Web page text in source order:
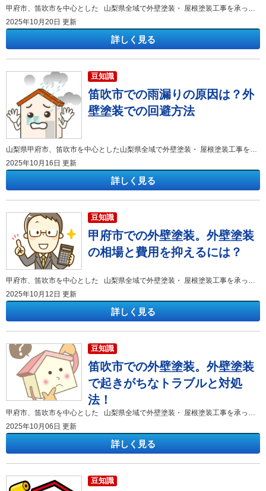
甲府市、笛吹市を中心とした 山梨県全域で外壁塗装・ 屋根塗装工事を承っております 有限会社アマノ塗装店 こんにちは。 山梨・甲府市の塗り替え専門店、アマノ塗装店です！！ いつもブログをお読みいただき、ありがとうございます。 「初めての外壁塗装で何から手をつければいいの？」と、不安や疑問を抱えていらっしゃる方も多いのではないでしょうか。特に、大きな出費となる外壁塗装は、失敗せずに成功させたいですよね。この記事では、甲府市で初めて外壁塗装を検討している方に向けて、「何から始めればいいか？」という最初のステップから、「どんなことに気を付けたらいいか？」という注意点まで、分かりやすく徹底的に解説します。この記事を読むと、外壁塗装の検討を始めるにあたって必要な準備や、失敗しない業者選びのポイント、費用相場、適切な時期といった、あなたが抱える疑問のすべてがクリアになります。屋根塗装・外壁塗装を検討中の方はぜひ最後まで読んでみてください！ 甲府市の外壁塗装で何から始めればいいか？ 「そろそろ外壁塗装の時期かな」と感じても、まず何から手をつけるべきか戸惑う方は少なくありません。最初のステップで重要なのは、現在の自宅の状況を正確に把握し、外壁塗装を行う目的と予算を明確にすることです。 劣化状況のセルフチェックと目的の明確化 外壁塗装を始める最初のステップとして、まずはご自宅の外壁がどのような状態になっているかをセルフチェックしてみましょう。外壁の劣化症状を見つけることが、外壁塗装が必要な理由や時期を判断する上で非常に重要になります。 外壁に以下のような症状が見られたら、外壁塗装の検討を始めるサインです。例えば、外壁を手で触った際に白い粉が付着する現象（チョーキング）、ひび割れ（クラック）、コケや藻の発生、塗膜の剥がれ、シーリング材のひび割れや破断などが挙げられます。これらの劣化は、外壁の防水機能が低下していることを示しており、放置すると建物の内部にまで雨水が浸入し、大規模な修繕が必要になる可能性があります。 甲府市内のお客様で「まだ大丈夫だろう」と外壁のひび割れを放置していたところ、数年後には内部の木材まで腐食が進んでしまい、予想外に高額な修繕費用がかかってしまったケースがありました。早めの対策が、結果的にコストを抑えることにつながります。 ご自宅の劣化状況を確認できたら、次に外壁塗装を行う目的を明確にしましょう。外壁塗装の目的は単に美観の回復だけではありません。「耐久性を高めて建物を長持ちさせたい」「遮熱・断熱効果のある塗料で室内の快適性を向上させたい」「色を変えて家のイメージを一新したい」など、具体的な目的を持つことで、業者との打ち合わせがスムーズになり、最適な塗料選びや施工プランを立てることができます。この目的が後の塗料選びや見積もりの比較基準となるため、ご家族でしっかりと話し合うことが大切です。 適切な費用相場と予算計画の設定 外壁塗装は決して安い買い物ではありません。甲府市で外壁塗装を検討する際、適切な費用相場を知り、現実的な予算計画を立てることは非常に重要です。 一般的な戸建て住宅（延床面積30坪程度）の外壁塗装の費用相場は、使用する塗料の種類や外壁の劣化状況、建物の形状などによって大きく変動しますが、おおよそ80万円から150万円程度が目安とされています。特に、塗料代は費用の大部分を占め、アクリル塗料やウレタン塗料といった比較的安価なものから、耐久性の高いシリコン塗料、フッ素塗料、無機塗料へとグレードが上がるにつれて費用も高くなります。 例えば、耐用年数が10年程度のシリコン塗料を使用した場合と、耐用年数が20年以上の無機塗料を使用した場合では、工事費用に数十万円の差が出ることも珍しくありません。しかし、長期的に見ると、耐久性の高い塗料を選ぶことで塗り替え回数が減り、トータルコストを抑えられる場合もあります。 予算計画を立てる際は、単に「工事費用」だけではなく、「足場代」「高圧洗浄費用」「外壁の補修費用」「付帯部の塗装費用」など、すべての工程にかかる費用を考慮に入れる必要があります。 最初の予算計画は、必ずしも最終的な見積もりと一致する必要はありませんが、業者に見積もりを依頼する際の基準となり、予算オーバーを防ぐための重要な指針となります。 信頼できる優良な外壁塗装業者の選定 外壁塗装の成功は、業者選びにかかっていると言っても過言ではありません。甲府市内で数多くある業者の中から、信頼できる優良な業者を選定することが重要です。 優良な外壁塗装業者を見極めるためには、いくつかのポイントがあります。まず、「地域密着型であること」です。地元甲府市で長年の実績があり、口コミや評判が良い業者は、地域の気候風土を熟知しているため、その地域に最適な塗料や工法を提案してくれます。また、施工後のアフターフォローや緊急時の対応も迅速で安心です。次に、「許可や資格を保有しているか」を確認しましょう。建築業許可や外壁塗装に関連する資格（塗装技能士など）を保有している業者は、一定の技術力と信頼性の証明となります。 実際に、お客様からは「訪問販売の業者に高額な契約を勧められたが、本当に必要なのか分からなかった」という相談を受けることがあります。このような場合、地元の複数業者から相見積もりを取ることを強くおすすめします。 相見積もりを取る際は、価格の安さだけで判断せず、見積もりの内訳が詳細かつ明確であるか、使用する塗料の種類や工程の説明が丁寧で分かりやすいか、担当者の対応が誠実であるかといった点も比較検討することが重要です。最低でも3社程度の見積もりを比較することで、甲府市での外壁塗装の適正価格が見えてきます。私たちのようにお客様一人ひとりに寄り添い、お客様の疑問や不安に対して明確に回答できる業者を選ぶことが、後悔のない外壁塗装への近道です。 外壁塗装 甲府市でどんなことに気を付けたらいいか？ 外壁塗装を成功させるためには、業者選びの他にもいくつか注意すべき点があります。特に初めての外壁塗装では、専門知識が必要な部分も多いため、事前にポイントを押さえておくことが大切です。 契約前に確認すべき見積書と保証内容 業者から提出された見積書は、契約を結ぶ前に隅々まで確認し、疑問点を解消しておくことが非常に重要です。外壁塗装の見積書は専門用語が多く、分かりにくいと感じるかもしれませんが、注意深くチェックすることで不必要な出費を防ぐことができます。 見積書で特に確認すべきは、「一式」とまとめられている項目がないかという点です。例えば、「外壁塗装一式」といった大雑把な記載ではなく、「足場代」「高圧洗浄費用」「下地補修費用」「塗料名と使用量」「外壁の面積」「外壁の下塗り・中塗り・上塗りの工程」などが細かく記載されているかを確認しましょう。内訳が詳細であればあるほど、業者の透明性が高く、信頼できる証拠となります。 また、使用する塗料名が正確に記載されているか、そしてその塗料の耐久年数や性能が契約内容と合っているかもチェックポイントです。塗料はメーカーや商品名によって性能が大きく異なります。 さらに、重要なのが「保証内容」です。外壁塗装の保証には、塗料メーカーによる保証と施工業者による保証の2種類があり、保証期間や保証の対象範囲が異なります。一般的に、施工業者による保証期間は3年から8年程度が目安とされています。保証期間だけでなく、「どのような不具合が発生した場合に保証が適用されるのか」という具体的な条件も書面で明確にしてもらいましょう。保証書は必ず書面で受け取り、大切に保管してください。 季節・気候条件を考慮した外壁塗装のベストな時期 外壁塗装の品質は、施工時の気候条件に大きく左右されます。甲府市で外壁塗装を行う際、一年の中で最も適した時期を知っておくことは、仕上がりを良くするために欠かせません。 塗料が本来の性能を発揮するためには、適切な気温と湿度が求められます。一般的に、外壁塗装に適しているとされる時期は、気温5℃以上、湿度85％未満の安定した気候が続く季節です。 甲府市を含む山梨県の内陸部は、冬は寒さが厳しく、夏は猛暑となる特徴があります。そのため、気候が安定している春（4月～5月）と秋（9月～11月）が外壁塗装のベストシーズンとされています。春は比較的降水量が少なく、気温も安定しているため、塗料の乾燥に適しています。秋も同様に天候が安定しやすいですが、台風シーズンと重なる可能性もあるため、天気予報を注意深く確認しながらスケジュールを組む必要があります。 逆に、真夏や真冬は避けた方が無難な場合があります。真夏（7月～8月）は猛暑により塗料の乾燥が早すぎたり、職人の体調管理が難しくなることがあります。また、梅雨時期（6月～7月上旬）は雨が多いため、工期が延びる可能性が高くなります。真冬（12月～2月）は気温が低すぎるため、塗料が適切に硬化せず、品質に影響が出る恐れがあります。 ただし、最新の塗料の中には、低温下でも施工可能な製品もありますし、地域密着の優良な業者は、季節ごとの気候の特徴を踏まえた上で、最適な施工計画を提案してくれます。大切なのは、時期によって工期や仕上がりが左右されることを理解し、専門業者と相談しながら余裕を持ったスケジュールを組むことです。 近隣住民への配慮と事前挨拶の徹底 外壁塗装工事は、足場の設置や高圧洗浄時の騒音、塗料の臭い、車の出入りなど、少なからず近隣住民の方にご迷惑をおかけする可能性があります。工事を円滑に進め、近所との良好な関係を保つためにも、事前の挨拶と配慮は欠かせません。 施主様ご自身で工事開始前に近隣への挨拶回りを行うことはもちろんですが、優良な外壁塗装業者は、施主様に代わって、または施主様と一緒に挨拶回りを行うサービスを提供しています。挨拶の際には、工事期間、作業時間、高圧洗浄や足場設置に伴う騒音が発生する日時、塗料の臭い、車の出入りによる交通への影響など、具体的な情報を分かりやすく伝えることが重要です。 特に、甲府市のような住宅密集地では、高圧洗浄の水や塗料が隣家に飛散しないよう、細心の注意を払う必要があります。万が一、ご迷惑をおかけしてしまった場合の連絡先（現場担当者）を近隣の方に伝えておくことで、トラブルの発生を未然に防ぎ、迅速に対応できるようになります。 挨拶をすることで、「いつから工事が始まるのか」「どんな作業が行われるのか」という不安を近隣の方から取り除くことができます。私たちの会社では、工事着工前に必ず近隣の方への丁寧なご挨拶と、工事概要を記載した書面を配布するように徹底しており、これがスムーズな工事の進行につながると確信しています。 まとめ 甲府市で初めて外壁塗装を検討されている方に向けて、「何から始めればいいか」という検討の初期段階から、失敗を避けるための「どんなことに気を付けたらいいか」という注意点までを詳しく解説しました。 まず、外壁塗装を始めるにあたっては、ご自宅の劣化状況をセルフチェックし、外壁塗装を行う目的と予算を明確にすることが最初の重要なステップです。その上で、甲府市で長年の実績と高い信頼性を持つ地域密着型の優良業者を選定し、相見積もりを通じて比較検討することが、成功へのカギとなります。 また、契約前には、見積書の詳細な内訳と保証内容をしっかり確認し、外壁塗装に最適な季節・気候条件を考慮に入れたスケジュールを組むこと、そして近隣住民への事前の配慮と挨拶を徹底することが、工事を円滑に進めるための重要な注意点です。これらのステップを踏むことで、後悔のない、満足度の高い外壁塗装を実現できます。 甲府市で屋根塗装・外壁塗装をご検討されている方は、是非この記事を参考にしてください！ 甲府市で屋根塗装・外壁塗装ならアマノ塗装店へおまかせください！
2025年10月20日 更新
詳しく見る
笛吹市での雨漏りの原因は？外
壁塗装での回避方法
山梨県甲府市、笛吹市を中心とした山梨県全域で外壁塗装・ 屋根塗装工事を承っております 有限会社アマノ塗装店 こんにちは。 山梨・甲府市の塗り替え専門店、アマノ塗装店です！！ いつもブログをお読みいただき、ありがとうございます。 「笛吹市で外壁塗装を検討しているけれど、雨漏りのことが心配」「外壁塗装で雨漏りを防げるの？」といった疑問や不安をお持ちではありませんか？笛吹市のように自然豊かな地域では、風雨による建物の劣化も気になるところです。この記事では、戸建て住宅で発生しやすい雨漏りの主な原因を徹底解説し、笛吹市での外壁塗装で雨漏りを効果的に回避するための具体的な方法をご紹介します。この記事を最後まで読んでいただくことで、ご自宅の雨漏りリスクを把握し、外壁塗装を適切なタイミングで行うことの重要性が理解できます。また、雨漏り予防に効果的な塗料の選び方や施工のポイントも分かります。屋根塗装・外壁塗装を検討中の方はぜひ最後まで読んでみてください！ 雨漏りの原因に何があるのか？笛吹市の住宅で多い事例 雨漏りは、建物の構造材を腐食させ、シロアリ発生の原因にもなるなど、住宅の寿命を大きく縮める深刻な問題です。特に笛吹市では、季節の変わり目の強い風雨や日々の紫外線によって、建材が徐々に劣化していきます。ここでは、戸建て住宅で雨漏りが発生する主な原因を、具体的な事例とともにお話しします。 理由： 外壁材は、紫外線や風雨に晒され続けることで、塗膜が徐々に劣化し防水性が低下します。特にモルタル外壁では、地震や建物の動きによってひび割れが発生しやすく、その小さな隙間から雨水が建物内部へ侵入します。また、サイディング外壁の継ぎ目や窓サッシ周りに使用されているシーリング材は、通常5年～10年程度で硬くなり、ひび割れや剥離を起こします。シーリング材が劣化すると、そこが雨水の主要な浸入口となってしまうのです。 具体例： 先日、笛吹市内で築15年のお宅を点検した際、南側の外壁に幅2mm程度の大きなひび割れを発見しました。お客様からは「雨の強い日に、壁の内側から水が染み出てくるような気がする」とのご相談があり、このひび割れから雨水が侵入していることが判明しました。ひび割れ箇所を触ってみると、内部の構造材にまで水が到達している可能性が高い状態でした。 理由： 屋根は建物の中で最も雨水を受ける部分です。瓦やスレートなどの屋根材が強風でズレたり割れたりすると、その下にある防水シート（二次防水材）が露出してしまい、防水シートの小さな穴や劣化箇所から雨水が浸入します。また、ベランダの手すり壁の上部を覆う笠木や、外壁に付いている換気フード、雨樋などの付帯部の接合部にある隙間や、金属部のサビなども雨水の通り道となることがあります。特に笛吹市では、積雪の重みや強風による屋根材へのダメージにも注意が必要です。 具体例： 弊社の経験談ですが、ベランダの下の階で雨漏りが発生しているお宅の調査を行ったところ、原因はベランダの笠木の継ぎ目に使用されていたシーリングの剥離でした。劣化により隙間ができた部分から雨水が侵入し、それがベランダの下の階の天井にシミを作っていたのです。また、屋根の棟板金（むねばんきん）を固定する釘が浮いているケースも多く、そこから雨水が浸入している事例も少なくありません。 外壁塗装で雨漏りを防ぐには？効果的な回避方法 理由： どんなに高性能な塗料を塗っても、ひび割れや劣化したシーリング材の上から塗るだけでは、根本的な雨漏りの原因は解決しません。雨漏りを防ぐためには、塗装の前に、外壁のひび割れを専用の補修材やシーリング材で埋めることや、古くなったシーリング材をすべて撤去し新しいものに打ち替える「シーリング打ち替え工事」を行うことが必須です。これにより、雨水が建物内部へ侵入する経路を断つことができます。 具体的な方法： 私たちが笛吹市で外壁塗装を行う際には、まず高圧洗浄で外壁の汚れをきれいに落とした後、経験豊富な職人が建物を隅々までチェックします。ひび割れが0.3mm以上の場合はVカットまたはUカット工法で溝を作り、そこに弾力性のある補修材を充填します。また、シーリング材は、サッシ周りや外壁材の継ぎ目を中心に、耐久性の高いオートンイクシードなどの高耐久シーリング材に打ち替えることを徹底しています。これらの下地補修は、塗料の性能を最大限に引き出し、雨漏りを防ぐ土台となります。 理由： 塗料にはさまざまな種類がありますが、特に高い防水性を求める場合は、弾性塗料や防水性の高いシリコン系、フッ素系塗料などが適しています。弾性塗料は、塗膜がゴムのように伸び縮みする性質（弾性）を持っているため、今後小さなひび割れが発生しても、塗膜が追従して隙間を作らず、雨水の侵入を防ぐ効果が期待できます。塗料のグレードが高くなるほど、耐用年数も長くなり、長期的に雨漏りリスクを低減できます。 具体例： 笛吹市のお客様におすすめすることが多いのは、防水性と耐久性に優れたハイグレードな塗料です。例えば、弾性タイプのアクリルシリコン塗料であれば、耐用年数が12年～15年と長く、万が一外壁に小さなひびが入っても塗膜が伸びて雨水の侵入を防いでくれます。また、塗料をメーカーの定める基準以上に厚く塗る「厚膜施工」を行うことも、防水性を高める上で非常に効果的です。塗料選びに迷ったら、耐候性や防水性、そして保証期間なども含めて専門業者に相談することが、失敗しない外壁塗装の秘訣です。 まとめ この記事では、「笛吹市の雨漏りはどこから？雨漏りの原因と外壁塗装での回避方法」をテーマに、雨漏りの主な原因と外壁塗装による予防策について詳しく解説しました。雨漏りの主な原因は、外壁のひび割れ、シーリング材の劣化、屋根材や付帯部の損傷であり、これらを放置すると建物の寿命を縮めることにつながります。 外壁塗装は、単なる美観の回復だけでなく、これらの雨漏りリスクを根本から回避するための重要なメンテナンスです。特に、塗装前の徹底した下地補修と、防水性の高い塗料を選ぶことが、雨漏りを防ぐ上での鍵となります。 ご自宅にひび割れやシーリング材の劣化が見られる場合は、すぐに専門業者に点検を依頼しましょう。早期の発見と適切な処置が、大規模な修繕費用を抑えることにも繋がります。 笛吹市で屋根塗装・外壁塗装をご検討されている方は、是非この記事を参考にしてください！ 笛吹で屋根塗装・外壁塗装ならアマノ塗装店へおまかせください！ 施工事例をコチラからご覧ください アマノ塗装店は《外壁塗装・屋根塗装》 について気軽に相談ができる “ショールームを甲府市”にて 展開しております♪ お気軽にお問合せ下さい。 優良店・口コミ評判店目指して頑張ります!!
2025年10月16日 更新
詳しく見る
豆知識
甲府市での外壁塗装。外壁塗装
の相場と費用を抑えるには？
甲府市、笛吹市を中心とした 山梨県全域で外壁塗装・ 屋根塗装工事を承っております 有限会社アマノ塗装店 こんにちは。 山梨・甲府市の塗り替え専門店、アマノ塗装店です！！ いつもブログをお読みいただき、ありがとうございます。 「外壁の汚れやひび割れが目立ってきたけど、外壁塗装の費用ってどれくらいかかるんだろう？」 「甲府市で外壁塗装をする場合、平均的な費用相場が知りたい」 「できるだけ費用を抑えて、高品質な外壁塗装をしたい」 このように、甲府市で外壁塗装をご検討中の皆様は、費用に関して多くの疑問や不安をお持ちではないでしょうか。外壁塗装はご自宅の美観を保つだけでなく、耐久性を維持するために欠かせない重要なメンテナンスです。しかし、まとまった費用がかかるため、適正価格が分からず、不安を感じる方も少なくありません。 この記事では、甲府市で外壁塗装を検討している人の対して、外壁塗装の平均的な相場と費用を抑えるにはどうすればいいのかを、具体的な数字や方法を交えて徹底的に解説します。この記事を読むことで、甲府市における外壁塗装の適正な費用相場が把握でき、費用を抑えるための具体的なコツや注意点が分かります。 屋根塗装・外壁塗装を検討中の方はぜひ最後まで読んでみてください！ 甲府市の外壁塗装、平均的な相場を把握する 甲府市で外壁塗装を検討する際、まず気になるのが費用相場ではないでしょうか。外壁塗装の費用は、建物の大きさ（坪数）、塗装面積、使用する塗料の種類、そして依頼する業者によって大きく変動します。適正な費用を知ることは、適正価格で高品質な施工を実現するための第一歩です。甲府市の外壁塗装の費用相場は、一般的に山梨県内の他の地域と大きな差はありませんが、地域の特性や業者の価格設定によって若干の幅があります。 例えば、甲府市にある延べ床面積30坪のお住まいの場合、塗装面積は約120㎡と想定されます。この面積に、足場代や高圧洗浄費、養生費、下地処理費、外壁塗装の費用などが加算されて総額が算出されます。 外壁塗装の費用を構成する主な要素は、「足場代」「高圧洗浄費」「養生費」「下地処理費」「塗料代（材料費）」「人件費（施工費）」「諸経費」です。特に「塗料代」と「人件費」が費用全体に占める割合が大きくなります。 例えば、甲府市の気候に適した人気の高いシリコン塗料の場合、耐用年数は10年～15年程度で、費用相場の中央値に近い価格帯になることが多いです。一方、耐久性が20年以上に及ぶフッ素塗料や無機塗料を選択すると、初期費用は高くなりますが、塗り替えサイクルが長くなるため、結果的にコストパフォーマンスが良くなることもあります。外壁塗装のプロである私たちがおすすめするのは、費用対効果のバランスが良い塗料を選ぶことです。 甲府市の外壁塗装費用を抑えるコツとは？ 甲府市で外壁塗装の費用を抑える方法はいくつかあります。単に安い業者を選ぶのではなく、品質を確保しつつ適正な価格で施工してもらうための具体的なコツをご紹介します。 見積書を比較する際には、単に総額だけでなく、使用する塗料の種類やメーカー、塗布量、保証期間、そして「足場代」や「下地処理」といった各工程の費用が明確に記載されているかを確認することが大切です。私のこれまでの経験上、外壁塗装の見積もりが一式で書かれている業者は、詳細が不透明になりがちで、後々追加費用が発生するトラブルに繋がるケースがありました。地域に根差した甲府市の塗装専門業者であるアマノ塗装店のような会社は、中間マージンが発生しない分、ハウスメーカーなどに比べて費用を抑えられる傾向があります。 そこで費用を抑える具体的な方法として、外壁塗装と屋根塗装を同時に行うことを強くおすすめします。別々に工事を行うと、その都度足場を設置する必要があるため、足場代が二重にかかってしまいます。同時に施工すれば足場代は一度で済むため、トータルコストを大幅に削減できます。 また、台風や雪などの自然災害によって外壁にひび割れや破損が生じた場合は、加入している火災保険が適用される可能性があります。この場合、自己負担額を抑えて修理ができるため、まずは保険会社に連絡して保険の適用範囲を確認することが重要です。 まとめ 甲府市の外壁塗装の費用相場は、建物の規模や選択する塗料の種類によって大きく変動しますが、一般的な戸建て住宅（30坪～40坪）では80万円から150万円程度を目安として考えておくのが良いでしょう。 費用を抑えるための最も効果的なコツは、「複数業者から見積もりを取って適正価格を見極めること」、「足場代の重複を避けるために屋根塗装と同時に施工すること」、そして「火災保険の適用を検討すること」です。特に相見積もりを取る際は、価格だけでなく、見積もりの内訳が詳細で信頼できる地元の甲府市の専門業者を選ぶことが、高品質な外壁塗装を実現するための鍵となります。 甲府市で屋根塗装・外壁塗装をご検討されている方は、是非この記事を参考にしてください！ 甲府市で屋根塗装・外壁塗装ならアマノ塗装店へおまかせください！
2025年10月12日 更新
詳しく見る
豆知識
笛吹市での外壁塗装。外壁塗装
で起きがちなトラブルと対処
法！
甲府市、笛吹市を中心とした 山梨県全域で外壁塗装・ 屋根塗装工事を承っております 有限会社アマノ塗装店 こんにちは。 山梨・甲府市の塗り替え専門店、アマノ塗装店です！！ いつもブログをお読みいただき、ありがとうございます。 「外壁塗装をしたいけれど、何から始めたらいいの？」「工事でトラブルが起きないか不安だ」と、笛吹市で外壁塗装を検討されている方は、多くの疑問や不安を抱えているのではないでしょうか。特に、外壁塗装は決して安い買い物ではないため、後悔しないためにも事前に知識をつけたいと考えるのは当然のことです。 この記事では、笛吹市で外壁塗装を成功させるために、外壁塗装の工事中に起きがちなトラブルの具体的な事例と、その対処法について詳しくご紹介します。この記事を読むことで、事前にトラブルを回避する方法や、万が一トラブルが発生した際の冷静な対応策が分かります。 外壁塗装や屋根塗装を検討中の方は、安心して工事を進めるためにぜひ最後まで読んでみてください！ 外壁塗装で起きがちなトラブル 笛吹市で外壁塗装工事を進める際、多くの方が経験しやすいトラブルにはいくつかのパターンがあります。これらのトラブルを事前に知っておくことで、未然に防いだり、問題が発生した際に冷静に対応したりすることができます。 費用の増額に関する外壁塗装のトラブル 外壁塗装の工事が始まってから、当初の見積もりにはなかった追加費用が発生し、予算オーバーになってしまうトラブルは少なくありません。 たとえば、外壁塗装の契約前に現地調査をした際、表面からは見えなかった外壁内部の深刻な劣化や、シロアリ被害が工事中に発覚することがあります。既存の外壁材を剥がしてみると、柱の一部が腐食していることが判明し、急遽修繕工事が必要になったことがあります。この修繕工事には、当初の見積もりとは別に数十万円の追加費用がかかりました。 この種のトラブルは、業者による事前の診断が不十分だったり、「とりあえず安く見せよう」という意図で最低限の工事内容しか見積もりに含まれていなかったりする場合に起こりがちです。 施工不良に関する外壁塗装のトラブル 外壁塗装の工事が完了した後、数年と経たないうちに不具合が発生してしまうという施工不良のトラブルも発生しています。具体的には、「塗膜の剥がれ」「ひび割れ（クラック）の発生」「色ムラ」などが挙げられます。 外壁塗装の仕上がりは、職人の技術や工程管理に大きく左右されます。例えば、塗料の乾燥時間を守らずに重ね塗りをしてしまったり、規定の希釈率を守らずに塗料を薄めすぎたりすると、塗料本来の耐久性が発揮できず、早期に剥がれやひび割れが発生します。また、下地処理（高圧洗浄や補修）を手抜きしてしまうと、どんなに良い塗料を使っても長持ちはしません。 ある笛吹市のお客様のお知り合いのお宅では、外壁塗装後わずか1年で広範囲に塗膜の剥がれが見つかりました。調査の結果、下塗りが不十分で、上塗りがしっかりと密着していなかったことが原因でした。この施工不良によって、再度外壁塗装工事をやり直すことになり、二重の負担を強いられてしまったそうです。 近隣住民との外壁塗装に関するトラブル 外壁塗装工事中は、騒音や臭い、塗料の飛散などで、近隣住民とのトラブルに発展することがあります。特に、住宅が密集している地域では注意が必要です。 具体的なトラブルとしては、「高圧洗浄や足場の組み立て・解体の際の騒音」「塗料のシンナー臭による苦情」「強風などによる塗料の飛散」「作業車両の駐車場所に関する問題」などがあります。 例えば、笛吹市の住宅街で外壁塗装を行った際、作業時間外に職人が大きな声で話していたため、近隣の方から「騒がしい」と苦情が寄せられたケースがありました。また、養生を徹底していても、予期せぬ突風でわずかな塗料が隣家の車に付着してしまい、弁償問題に発展したという事例もあります。 トラブルの対処法で笛吹市の外壁塗装を成功させる 外壁塗装のトラブルを未然に防ぐ、または万が一発生した際に適切に対処するためには、発注者側にも知識と行動が求められます。 外壁塗装業者の選び方と契約時の対処法 外壁塗装のトラブルの多くは、業者選びの段階で防ぐことができます。笛吹市で信頼できる外壁塗装業者を選び、契約時にトラブルを回避するためのポイントを押さえましょう。 まず、相見積もりを取り、最低でも3社の業者から見積もりを出してもらい比較しましょう。ただし、ただ安いという理由だけで選ぶのは危険です。見積もり内容を見て、使用する塗料の名称、塗装回数（3回塗りなど）、各工程の単価、そして最も重要な付帯部（雨どいや軒天）の塗装が含まれているかなどを細かく確認してください。 また、「一式」という表記で曖昧にされている項目が多い場合は、その内訳を必ず質問し、具体的に何にいくらかかるのかを明確にしてもらいましょう。 さらに、工事後の保証内容と期間を必ず書面で確認してください。保証の範囲が「塗膜の剥がれのみ」なのか、「ひび割れを含む」のかなど、具体的に確認することがトラブル回避につながります。私の経験上、地域密着型で創業年数が長く、自社施工をしている業者は、外壁塗装に関する責任感が強く、トラブル時の対応も迅速な傾向があります。 施工不良を防ぐための外壁塗装の対処法 外壁塗装の施工不良は、工事中のチェックと完了時の確認によって大きく防ぐことが可能です。 まず、工事が始まったら、進捗状況を適度に確認しましょう。現場に立ち入る際は職人の邪魔にならないよう配慮が必要ですが、特に重要な工程である下地処理（高圧洗浄、ひび割れ補修など）と下塗りが終わった段階は、ご自身の目で確認することをおすすめします。 例えば、外壁塗装の前に高圧洗浄を丁寧に行っているか、ひび割れ部分にシーリング材が適切に充填されているかなどを確認するだけでも、職人の意識は変わります。 工事完了後には、施主検査を必ず行いましょう。チェックポイントは、「塗膜にムラはないか」「塗り残しはないか」「養生テープの剥がし残しはないか」「付帯部（雨どいや雨戸など）もきれいに塗られているか」などです。もし気になる点があれば、引き渡し前に業者に伝え、手直しを依頼してください。この際、口頭だけでなく書面や写真で記録を残しておくと、後々のトラブルを防ぐことができます。 近隣トラブルを回避するための外壁塗装の対処法 外壁塗装工事で発生する近隣トラブルは、事前の配慮と丁寧なコミュニケーションによってほぼ防ぐことができます。 外壁塗装の着工前には、業者と一緒に近隣への挨拶回りをしましょう。工事期間、作業時間、使用する塗料の種類（臭いの有無）、そして万が一の際の連絡先を記載した書面を持参し、丁寧にご説明することが大切です。特に、塗料の飛散の可能性については、正直にお伝えし、もし被害があった場合の補償体制についても明確にしておきましょう。 また、笛吹市のような住宅街では、作業車両の駐車場所にも配慮が必要です。可能な限り敷地内に駐車してもらうよう業者にお願いし、公道や隣家の迷惑になる場所に駐車しないよう徹底してもらいましょう。 私の経験上、外壁塗装工事の開始前に、近隣の方から「洗濯物を干す時間を教えてほしい」「〇曜日は在宅しているから、その日は静かに作業してほしい」などのご要望を伺っておくことで、スムーズに工事を進められたケースは多いです。外壁塗装の期間中、業者と施主、そして近隣住民の三者が円滑にコミュニケーションを取ることが、トラブルを避ける最善の策です。 まとめ 笛吹市で外壁塗装を成功させるためには、業者選びの段階から、工事中の費用増額や施工不良、近隣トラブルといった起きがちな問題を予測し、適切な対処法を準備しておくことが重要です。 信頼できる外壁塗装業者を選び、契約内容を隅々まで確認し、工事中も適度に現場に目を配る。そして、何よりも近隣への配慮を忘れないことが、外壁塗装を後悔なく終えるための鍵となります。 笛吹市で屋根塗装・外壁塗装をご検討されている方は、是非この記事を参考にしてください！ 笛吹市で屋根塗装・外壁塗装ならアマノ塗装店へおまかせください！
2025年10月06日 更新
詳しく見る
豆知識
豆知識